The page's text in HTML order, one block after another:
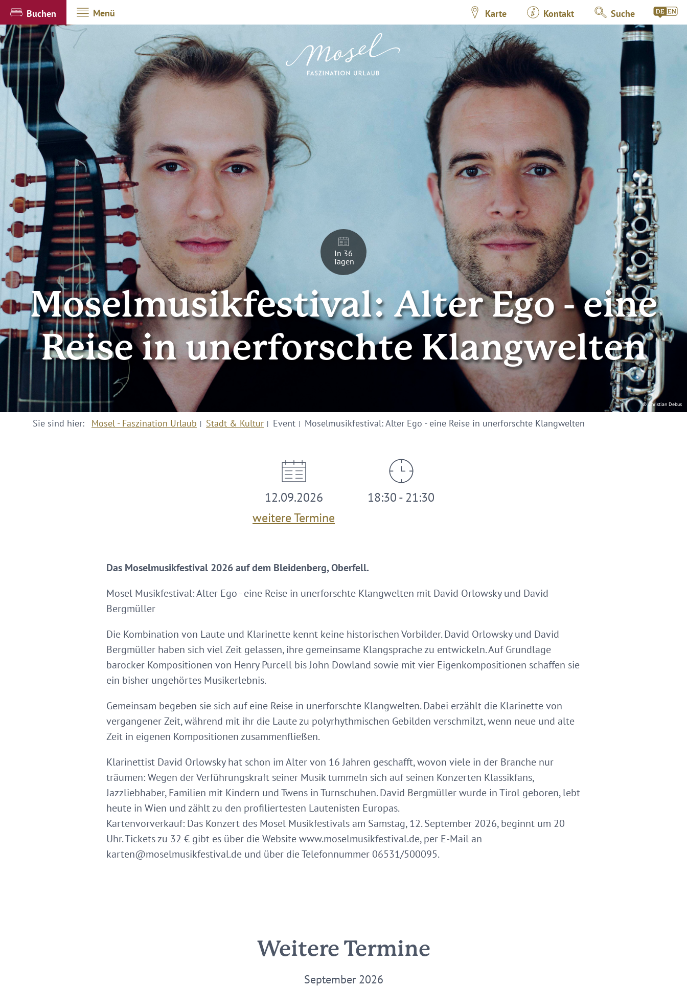
Buchen Menü Karte Kontakt Suche
© Christian Debus
In 36
Tagen
Moselmusikfestival: Alter Ego - eine
Reise in unerforschte Klangwelten
Sie sind hier: Mosel - Faszination Urlaub Stadt & Kultur Event Moselmusikfestival: Alter Ego - eine Reise in unerforschte Klangwelten
12.09.2026
weitere Termine
18:30 - 21:30
Das Moselmusikfestival 2026 auf dem Bleidenberg, Oberfell.
Mosel Musikfestival: Alter Ego - eine Reise in unerforschte Klangwelten mit David Orlowsky und David
Bergmüller
Die Kombination von Laute und Klarinette kennt keine historischen Vorbilder. David Orlowsky und David
Bergmüller haben sich viel Zeit gelassen, ihre gemeinsame Klangsprache zu entwickeln. Auf Grundlage
barocker Kompositionen von Henry Purcell bis John Dowland sowie mit vier Eigenkompositionen schaffen sie
ein bisher ungehörtes Musikerlebnis.
Gemeinsam begeben sie sich auf eine Reise in unerforschte Klangwelten. Dabei erzählt die Klarinette von
vergangener Zeit, während mit ihr die Laute zu polyrhythmischen Gebilden verschmilzt, wenn neue und alte
Zeit in eigenen Kompositionen zusammenfließen.
Klarinettist David Orlowsky hat schon im Alter von 16 Jahren geschafft, wovon viele in der Branche nur
träumen: Wegen der Verführungskraft seiner Musik tummeln sich auf seinen Konzerten Klassikfans,
Jazzliebhaber, Familien mit Kindern und Twens in Turnschuhen. David Bergmüller wurde in Tirol geboren, lebt
heute in Wien und zählt zu den profiliertesten Lautenisten Europas.
Kartenvorverkauf: Das Konzert des Mosel Musikfestivals am Samstag, 12. September 2026, beginnt um 20
Uhr. Tickets zu 32 € gibt es über die Website www.moselmusikfestival.de, per E-Mail an
karten@moselmusikfestival.de und über die Telefonnummer 06531/500095.
Weitere Termine
September 2026